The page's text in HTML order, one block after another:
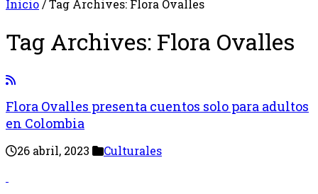
Inicio/Tag Archives: Flora Ovalles
Tag Archives: Flora Ovalles
Flora Ovalles presenta cuentos solo para adultos
en Colombia
26 abril, 2023 Culturales